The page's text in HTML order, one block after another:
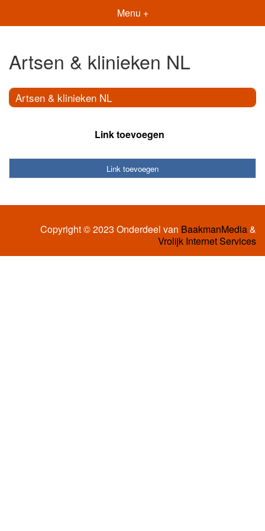
Menu +
Artsen & klinieken NL
Artsen & klinieken NL
Link toevoegen
Link toevoegen
Copyright © 2023 Onderdeel van BaakmanMedia&
Vrolijk Internet Services